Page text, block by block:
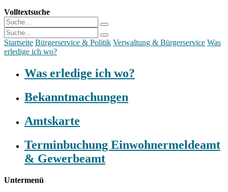
Volltextsuche
Startseite Bürgerservice & Politik Verwaltung & Bürgerservice Was
erledige ich wo?
Was erledige ich wo?
Bekanntmachungen
Amtskarte
Terminbuchung Einwohnermeldeamt
& Gewerbeamt
Untermenü